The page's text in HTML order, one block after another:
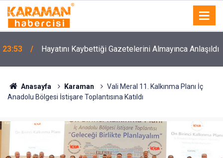
23:53 Hayatını Kaybettiği Gazetelerini Almayınca Anlaşıldı
Anasayfa Karaman
Vali Meral 11. Kalkınma Planı İç
Anadolu Bölgesi İstişare Toplantısına Katıldı